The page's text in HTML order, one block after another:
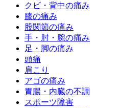
クビ・背中の痛み
膝の痛み
股関節の痛み
手・肘・腕の痛み
足・脚の痛み
頭痛
肩こり
アゴの痛み
胃腸・内臓の不調
スポーツ障害